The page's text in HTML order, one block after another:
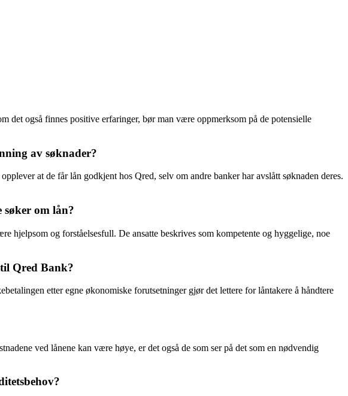
det også finnes positive erfaringer, bør man være oppmerksom på de potensielle
av søknader?
at de får lån godkjent hos Qred, selv om andre banker har avslått søknaden deres.
om lån?
hjelpsom og forståelsesfull. De ansatte beskrives som kompetente og hyggelige, noe
Qred Bank?
etter egne økonomiske forutsetninger gjør det lettere for låntakere å håndtere
ved lånene kan være høye, er det også de som ser på det som en nødvendig